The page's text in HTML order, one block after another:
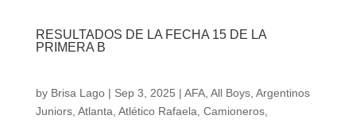
RESULTADOS DE LA FECHA 15 DE LA
PRIMERA B
by Brisa Lago| Sep 3, 2025 | AFA, All Boys, Argentinos
Juniors, Atlanta Atlético Rafaela Camioneros,